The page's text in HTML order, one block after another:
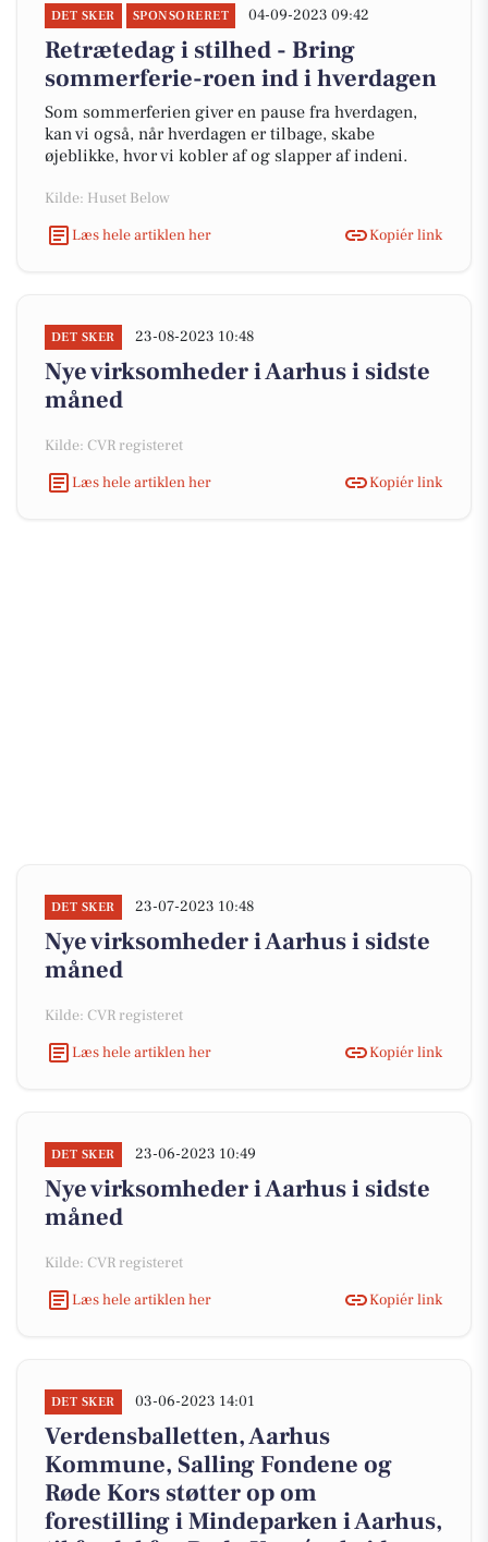
DET SKER SPONSORERET 04-09-2023 09:42
Retrætedag i stilhed - Bring
sommerferie-roen ind i hverdagen
Som sommerferien giver en pause fra hverdagen,
kan vi også, når hverdagen er tilbage, skabe
øjeblikke, hvor vi kobler af og slapper af indeni.
Kilde: Huset Below
Læs hele artiklen her
Kopiér link
DET SKER 23-08-2023 10:48
Nye virksomheder i Aarhus i sidste
måned
Kilde: CVR registeret
Læs hele artiklen her
Kopiér link
DET SKER 23-07-2023 10:48
Nye virksomheder i Aarhus i sidste
måned
Kilde: CVR registeret
Læs hele artiklen her
Kopiér link
DET SKER 23-06-2023 10:49
Nye virksomheder i Aarhus i sidste
måned
Kilde: CVR registeret
Læs hele artiklen her
Kopiér link
DET SKER 03-06-2023 14:01
Verdensballetten, Aarhus
Kommune, Salling Fondene og
Røde Kors støtter op om
forestilling i Mindeparken i Aarhus,